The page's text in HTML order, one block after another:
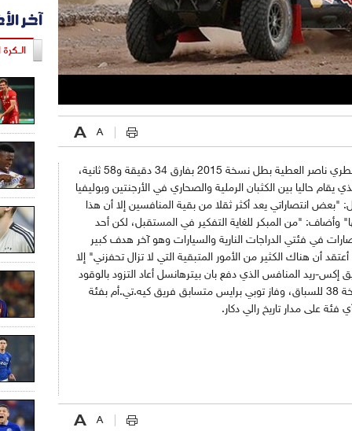
وتغلب السائق البالغ من العمر 50 عاما على القطري ناصر العطية بطل نسخة 2015 بفارق 34 دقيقة و58 ثانية،
حاليا بين الكثبان الرملية والصحاري في الأرجنتين وبوليفيا
"بعض انتصاراتي يعد أكثر ثقلا من بقية المنافسين إلا أن هذا
وأضاف: "من المبكر للغاية التفكير في المستقبل، لكن أحد
في فئتي الدراجات النارية والسيارات وهو آخر هدف كبير
أن هناك الكثير من الأمور المتبقية التي لا تزال تحفزني" إلا
ريد المنافس الذي دفع بان بيترهانسل أعاد التزود بالوقود
وفاز توبي برايس متسابق فريق كيه.تي.أم بفئة
فئة على مدار تاريخ رالي دكار.
آخر
الـكرة